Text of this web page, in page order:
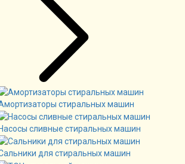
стиральных машин
Насосы сливные стиральных машин
для стиральных машин